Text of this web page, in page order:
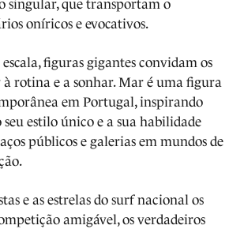
singular, que transportam o
oníricos e evocativos.
figuras gigantes convidam os
à rotina e a sonhar. Mar é uma figura
em Portugal, inspirando
seu estilo único e a sua habilidade
públicos e galerias em mundos de
e as estrelas do surf nacional os
amigável, os verdadeiros